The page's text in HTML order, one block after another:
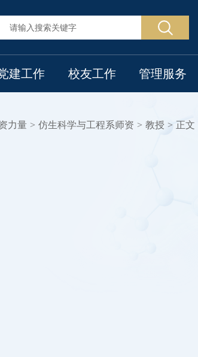
建工作 校友工作 管理服务
力量 > 仿生科学与工程系师资 > 教授 > 正文